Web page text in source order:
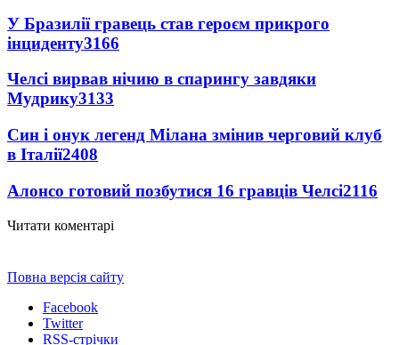
У Бразилії гравець став героєм прикрого
інциденту3166
Челсі вирвав нічию в спарингу завдяки
Мудрику3133
Син і онук легенд Мілана змінив черговий клуб
в Італії2408
Алонсо готовий позбутися 16 гравців Челсі2116
Читати коментарі
Повна версія сайту
Facebook
Twitter
RSS-стрічки